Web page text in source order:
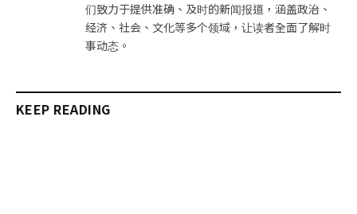
们致力于提供准确、及时的新闻报道，涵盖政治、
经济、社会、文化等多个领域，让读者全面了解时
事动态。
KEEP READING